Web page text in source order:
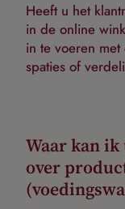
Heeft u het
in de online
in te voeren
spaties of
Waar kan
over